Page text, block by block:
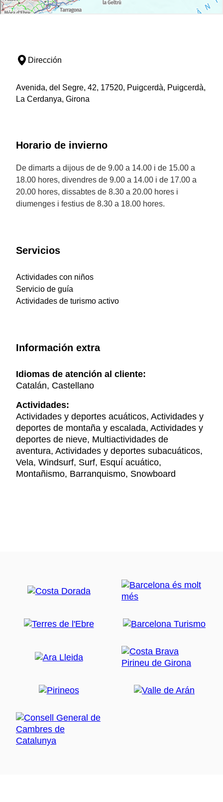
Dirección
Avenida, del Segre, 42, 17520, Puigcerdà, Puigcerdà,
La Cerdanya, Girona
Horario de invierno
De dimarts a dijous de de 9.00 a 14.00 i de 15.00 a
18.00 hores, divendres de 9.00 a 14.00 i de 17.00 a
20.00 hores, dissabtes de 8.30 a 20.00 hores i
diumenges i festius de 8.30 a 18.00 hores.
Servicios
Actividades con niños
Servicio de guía
Actividades de turismo activo
Información extra
Idiomas de atención al cliente:
Catalán, Castellano
Actividades:
Actividades y deportes acuáticos, Actividades y
deportes de montaña y escalada, Actividades y
deportes de nieve, Multiactividades de
aventura, Actividades y deportes subacuáticos,
Vela, Windsurf, Surf, Esquí acuático,
Montañismo, Barranquismo, Snowboard